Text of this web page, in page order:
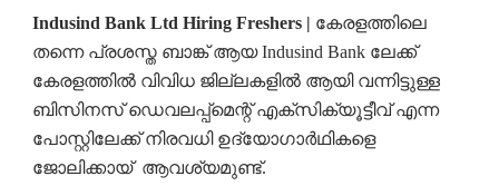
Indusind Bank Ltd Hiring Freshers | കേരളത്തിലെ
തന്നെ പ്രശസ്ത ബാങ്ക് ആയ Indusind Bank ലേക്ക്
കേരളത്തിൽ വിവിധ ജില്ലകളിൽ ആയി വന്നിട്ടുള്ള
ബിസിനസ്‌ ഡെവലപ്പ്മെന്റ് എക്സിക്യൂട്ടീവ് എന്ന
പോസ്റ്റിലേക്ക് നിരവധി ഉദ്യോഗാർഥികളെ
ജോലിക്കായ് ആവശ്യമുണ്ട്.